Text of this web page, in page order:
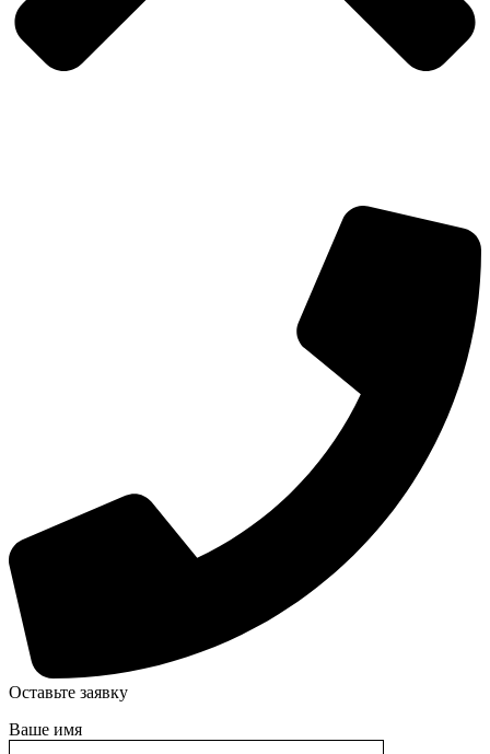
Оставьте заявку
Ваше имя